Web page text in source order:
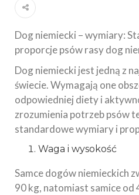
Dog niemiecki – wymiary:
proporcje psów rasy dog
Dog niemiecki jest jedną z
świecie. Wymagają one
odpowiedniej diety i
zrozumienia potrzeb psów
standardowe wymiary i
Waga i wysokość
Samce dogów niemieckich
90 kg, natomiast samice od